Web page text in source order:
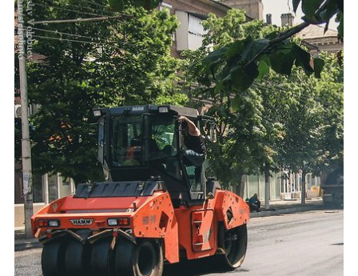
Инфо
Гороскоп
Карты